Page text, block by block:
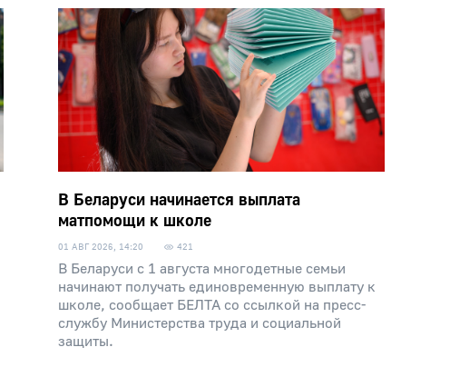
В Беларуси начинается выплата
матпомощи к школе
01 АВГ 2026, 14:20 421
В Беларуси с 1 августа многодетные семьи
начинают получать единовременную выплату к
школе, сообщает БЕЛТА со ссылкой на пресс-
службу Министерства труда и социальной
защиты.